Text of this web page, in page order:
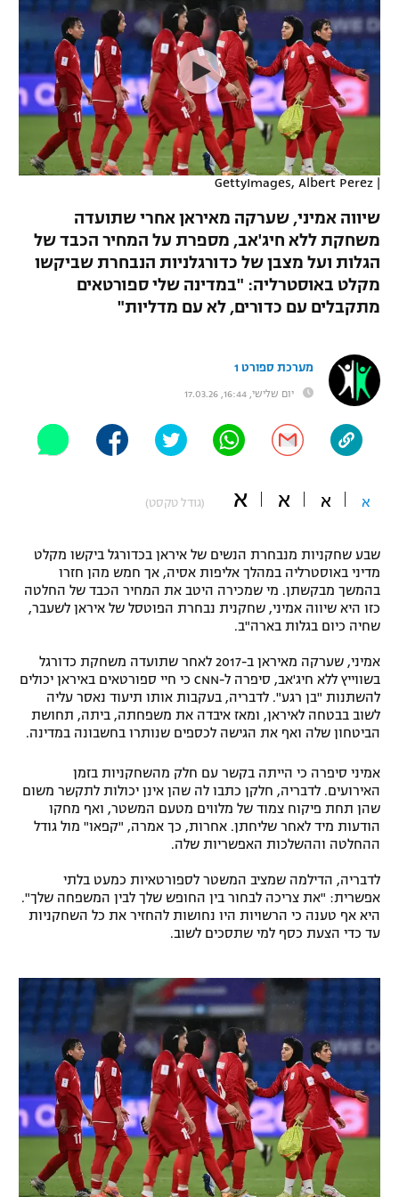
VOD
רץ ברשת
תוצאות
לוח שידורים
ברחבה
"מעל הליגה" – פודקאסט
"מחצית בשכונה" – פודקאסט
תקנון עבור פעילות אלקטרה
תקנון עבור פעילות ספורט 1 – "מרלן"
גיימינג E-Sports
תנאי שימוש
מדיניות פרטיות
תקנון פעילות ספורט 1
רשיון להקרנה פומבית לבית עסק
לוח דרושים – ג'ובנט
נבחרת ישראל
מכבי חיפה
בית"ר ירושלים
מכבי תל אביב
הפועל תל אביב
הפועל חיפה
הפועל באר שבע
בני יהודה
ליגה ספרדית
ליגה איטלקית
ליגה צרפתית
ליגה הולנדית
ליגה טורקית
ליגה סינית
ליגה ברזילאית
כדורסל נשים
מכבי תל אביב
הפועל חולון
הפועל ירושלים
דני אבדיה
יורוליג
יורוקאפ
טניס
כדוריד
כדורעף
שחייה
ג'ודו
אגרוף
ספורט אולימפי
היאבקות WWE
אופניים
פוטבול אמריקאי NFL
בייסבול MLB
אומנויות לחימה
גיימינג E-Sports
|
GettyImages, Albert Perez
שיווה אמיני, שערקה מאיראן אחרי שתועדה
משחקת ללא חיג'אב, מספרת על המחיר הכבד של
הגלות ועל מצבן של כדורגלניות הנבחרת שביקשו
מקלט באוסטרליה: "במדינה שלי ספורטאים
מתקבלים עם כדורים, לא עם מדליות"
מערכת ספורט 1
יום שלישי, 16:44, 17.03.26
א א א א (גודל טקסט)
שבע שחקניות מנבחרת הנשים של איראן בכדורגל ביקשו מקלט
מדיני באוסטרליה במהלך אליפות אסיה, אך חמש מהן חזרו
בהמשך מבקשתן. מי שמכירה היטב את המחיר הכבד של החלטה
כזו היא שיווה אמיני, שחקנית נבחרת הפוטסל של איראן לשעבר,
שחיה כיום בגלות בארה"ב.
אמיני, שערקה מאיראן ב-2017 לאחר שתועדה משחקת כדורגל
בשווייץ ללא חיג'אב, סיפרה ל-CNN כי חיי ספורטאים באיראן יכולים
להשתנות "בן רגע". לדבריה, בעקבות אותו תיעוד נאסר עליה
לשוב בבטחה לאיראן, ומאז איבדה את משפחתה, ביתה, תחושת
הביטחון שלה ואף את הגישה לכספים שנותרו בחשבונה במדינה.
אמיני סיפרה כי הייתה בקשר עם חלק מהשחקניות בזמן
האירועים. לדבריה, חלקן כתבו לה שהן אינן יכולות לתקשר משום
שהן תחת פיקוח צמוד של מלווים מטעם המשטר, ואף מחקו
הודעות מיד לאחר שליחתן. אחרות, כך אמרה, "קפאו" מול גודל
ההחלטה וההשלכות האפשריות שלה.
לדבריה, הדילמה שמציב המשטר לספורטאיות כמעט בלתי
אפשרית: "את צריכה לבחור בין החופש שלך לבין המשפחה שלך".
היא אף טענה כי הרשויות היו נחושות להחזיר את כל השחקניות
עד כדי הצעת כסף למי שתסכים לשוב.